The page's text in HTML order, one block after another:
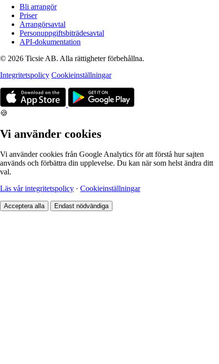
Bli arrangör
Priser
Arrangörsavtal
Personuppgiftsbiträdesavtal
API-dokumentation
© 2026 Ticsie AB. Alla rättigheter förbehållna.
Integritetspolicy Cookieinställningar
🍪
Vi använder cookies
Vi använder cookies från Google Analytics för att förstå hur sajten
används och förbättra din upplevelse. Du kan när som helst ändra ditt
val.
Läs vår integritetspolicy · Cookieinställningar
Acceptera alla Endast nödvändiga